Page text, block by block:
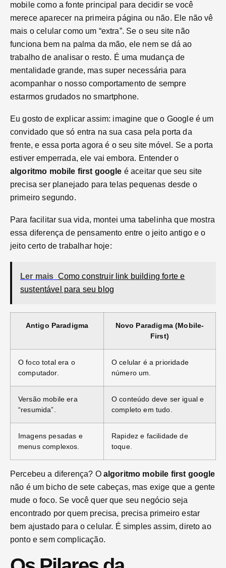
mobile como a fonte principal para decidir se você
merece aparecer na primeira página ou não. Ele não vê
mais o celular como um “extra”. Se o seu site não
funciona bem na palma da mão, ele nem se dá ao
trabalho de analisar o resto. É uma mudança de
mentalidade grande, mas super necessária para
acompanhar o nosso comportamento de sempre
estarmos grudados no smartphone.
Eu gosto de explicar assim: imagine que o Google é um
convidado que só entra na sua casa pela porta da
frente, e essa porta agora é o seu site móvel. Se a porta
estiver emperrada, ele vai embora. Entender o
algoritmo mobile first google é aceitar que seu site
precisa ser planejado para telas pequenas desde o
primeiro segundo.
Para facilitar sua vida, montei uma tabelinha que mostra
essa diferença de pensamento entre o jeito antigo e o
jeito certo de trabalhar hoje:
Ler mais Como construir link building forte e
sustentável para seu blog
Antigo Paradigma
Novo Paradigma (Mobile-
First)
O foco total era o
computador.
O celular é a prioridade
número um.
Versão mobile era
“resumida”.
O conteúdo deve ser igual e
completo em tudo.
Imagens pesadas e
menus complexos.
Rapidez e facilidade de
toque.
Percebeu a diferença? O algoritmo mobile first google
não é um bicho de sete cabeças, mas exige que a gente
mude o foco. Se você quer que seu negócio seja
encontrado por quem precisa, precisa primeiro estar
bem ajustado para o celular. É simples assim, direto ao
ponto e sem complicação.